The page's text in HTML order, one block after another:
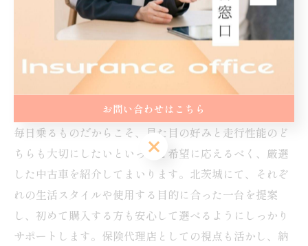
リライブシャツ 中古車販売
保険乗り換え
毎日乗るものだからこそ、見た目の好みと走行性能のど
ちらも大切にしたいといったご希望に応えるべく、厳選
した中古車を紹介してまいります。北茨城にて、それぞ
れの生活スタイルや使用する目的に合った一台を提案
し、初めて購入する方も安心して選べるようにしっかり
サポートします。保険代理店としての視点も活かし、納
お問い合わせはこちら
お問い合わせはこちら